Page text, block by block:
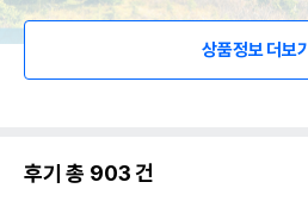
상품정보 더보기
후기 총 903건